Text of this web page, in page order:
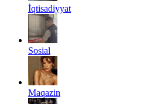
İqtisadiyyat
Sosial
Maqazin